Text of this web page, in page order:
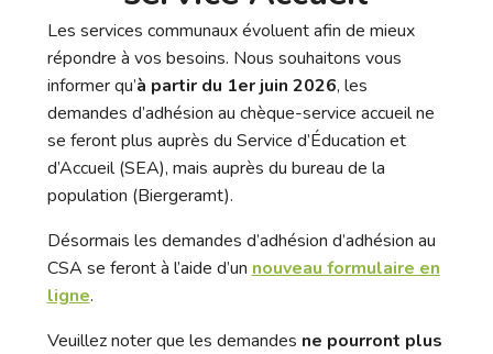
Les services communaux évoluent afin de mieux
répondre à vos besoins. Nous souhaitons vous
informer qu’à partir du 1er juin 2026, les
demandes d’adhésion au chèque-service accueil ne
se feront plus auprès du Service d’Éducation et
d’Accueil (SEA), mais auprès du bureau de la
population (Biergeramt).
Désormais les demandes d’adhésion d’adhésion au
CSA se feront à l’aide d’un nouveau formulaire en
ligne.
Veuillez noter que les demandes ne pourront plus